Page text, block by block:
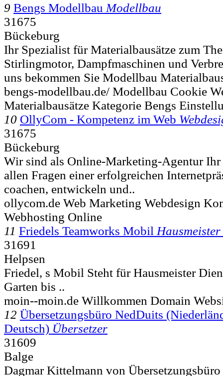
9 Bengs Modellbau Modellbau
31675
Bückeburg
Ihr Spezialist für Materialbausätze zum
Stirlingmotor, Dampfmaschinen und
uns bekommen Sie Modellbau
bengs-modellbau.de/ Modellbau Cookie
Materialbausätze Kategorie Bengs
10 OllyCom - Kompetenz im Web
31675
Bückeburg
Wir sind als Online-Marketing-Agentur Ihr
allen Fragen einer erfolgreichen
coachen, entwickeln und..
ollycom.de Web Marketing Webdesign
Webhosting Online
11 Friedels Teamworks Mobil
31691
Helpsen
Friedel, s Mobil Steht für Hausmeister
Garten bis ..
moin--moin.de Willkommen Domain
12 Übersetzungsbüro NedDuits
Deutsch) Übersetzer
31609
Balge
Dagmar Kittelmann von